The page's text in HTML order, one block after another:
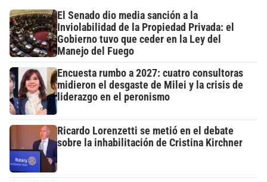
El Senado dio media sanción a la
Inviolabilidad de la Propiedad Privada: el
Gobierno tuvo que ceder en la Ley del
Manejo del Fuego
Encuesta rumbo a 2027: cuatro consultoras
midieron el desgaste de Milei y la crisis de
liderazgo en el peronismo
Ricardo Lorenzetti se metió en el debate
sobre la inhabilitación de Cristina Kirchner